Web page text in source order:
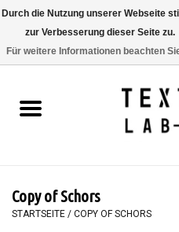
BÜCHER
MALEN
Copy of Schors
STARTSEITE / COPY OF SCHORS
Durch die Nutzung unserer Webseite
zur Verbesserung dieser Seite zu.
Für weitere Informationen beachten